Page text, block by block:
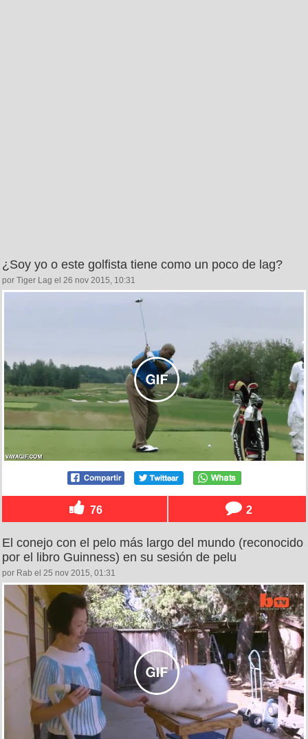
¿Soy yo o este golfista tiene como un poco de lag?
por Tiger Lag el 26 nov 2015, 10:31
76 2
El conejo con el pelo más largo del mundo (reconocido
por el libro Guinness) en su sesión de pelu
por Rab el 25 nov 2015, 01:31